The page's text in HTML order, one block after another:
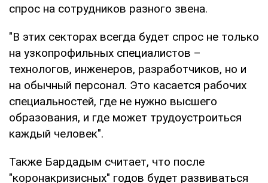
спрос на сотрудников разного звена.
"В этих секторах всегда будет спрос не только
на узкопрофильных специалистов –
технологов, инженеров, разработчиков, но и
на обычный персонал. Это касается рабочих
специальностей, где не нужно высшего
образования, и где может трудоустроиться
каждый человек".
Также Бардадым считает, что после
"коронакризисных" годов будет развиваться